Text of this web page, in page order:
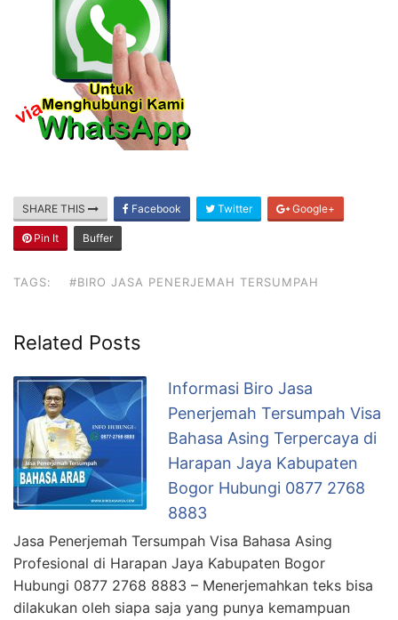
SHARE THIS Facebook Twitter Google+
Pin It Buffer
TAGS: #BIRO JASA PENERJEMAH TERSUMPAH
Related Posts
Informasi Biro Jasa
Penerjemah Tersumpah Visa
Bahasa Asing Terpercaya di
Harapan Jaya Kabupaten
Bogor Hubungi 0877 2768
8883
Jasa Penerjemah Tersumpah Visa Bahasa Asing
Profesional di Harapan Jaya Kabupaten Bogor
Hubungi 0877 2768 8883 – Menerjemahkan teks bisa
dilakukan oleh siapa saja yang punya kemampuan